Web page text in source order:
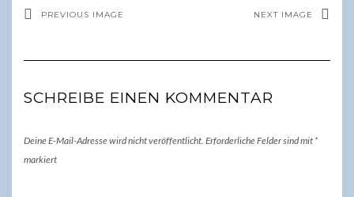
PREVIOUS IMAGE NEXT IMAGE
SCHREIBE EINEN KOMMENTAR
Deine E-Mail-Adresse wird nicht veröffentlicht. Erforderliche Felder sind mit *
markiert